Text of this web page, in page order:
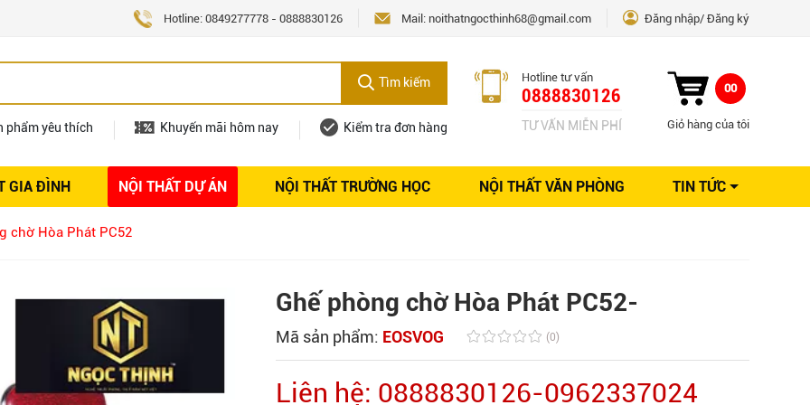
Hotline: 0849277778 - 0888830126 Mail: noithatngocthinh68@gmail.com Đăng nhập Đăng ký
Tìm kiếm
phẩm yêu thích Khuyến mãi hôm nay Kiểm tra đơn hàng
Hotline tư vấn
0888830126
TƯ VẤN MIỄN PHÍ
00
Giỏ hàng của tôi
GIA ĐÌNH NỘI THẤT DỰ ÁN NỘI THẤT TRƯỜNG HỌC NỘI THẤT VĂN PHÒNG TIN TỨC
thất
Giải pháp thiết kế
chờ Hòa Phát PC52
Ghế phòng chờ Hòa Phát PC52-
Mã sản phẩm: EOSVOG (0)
Liên hệ: 0888830126-0962337024